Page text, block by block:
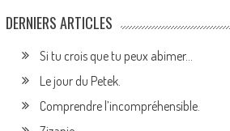
DERNIERS ARTICLES
Si tu crois que tu peux abimer…
Le jour du Petek.
Comprendre l’incompréhensible.